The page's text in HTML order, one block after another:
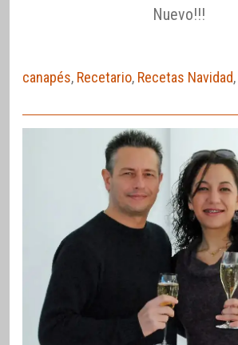
Nuevo!!!
canapés, Recetario, Recetas Navidad,